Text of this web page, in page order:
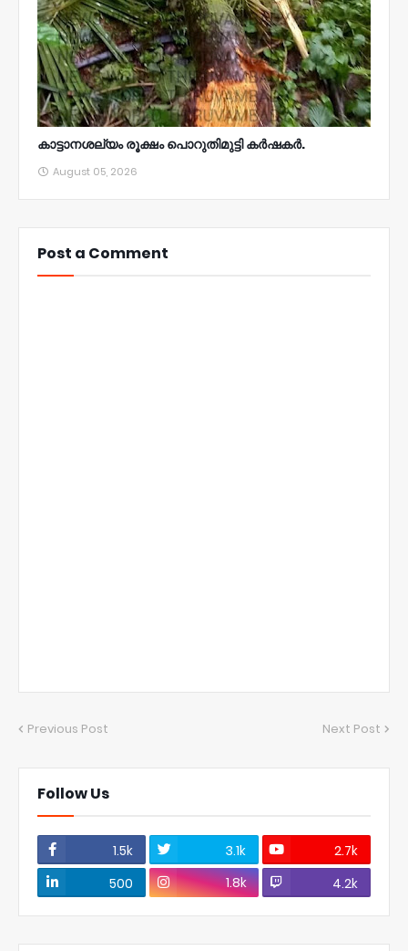
കാട്ടാനശല്യം രൂക്ഷം പൊറുതിമുട്ടി കർഷകർ.
August 05, 2026
Post a Comment
Previous Post Next Post
Follow Us
1.5k 3.1k
2.7k
500
1.8k 4.2k